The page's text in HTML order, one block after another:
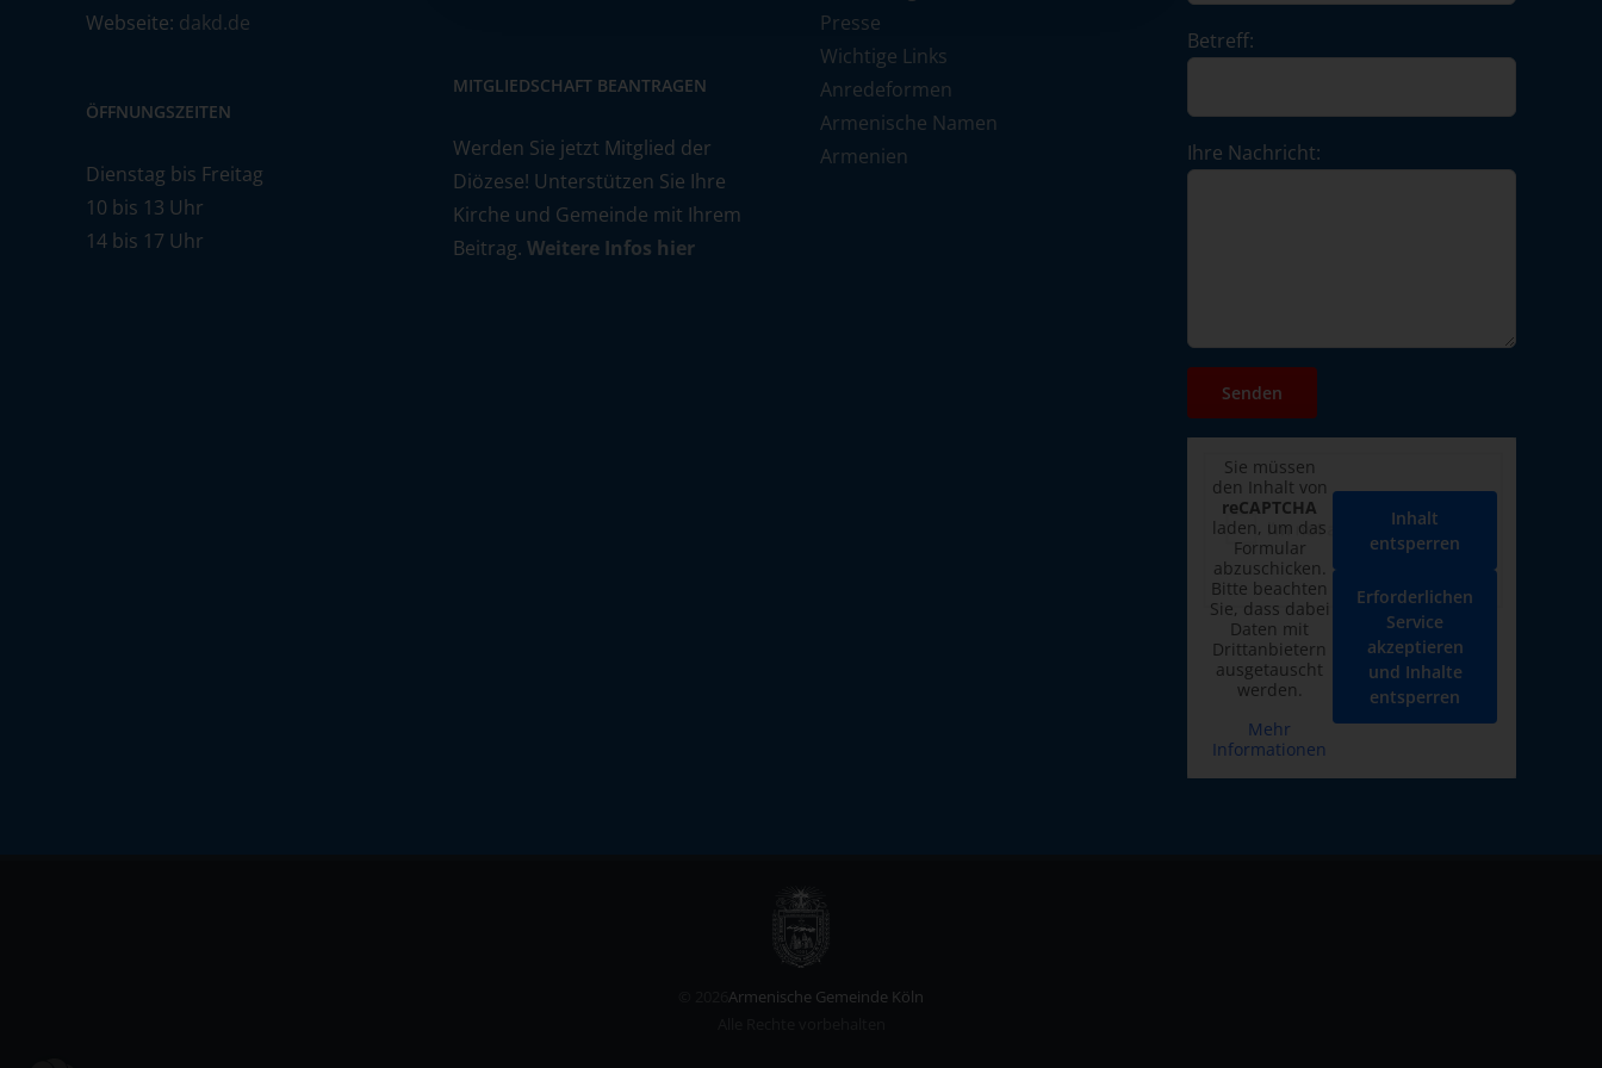
Webseite: dakd.de
ÖFFNUNGSZEITEN
Dienstag bis Freitag
10 bis 13 Uhr
14 bis 17 Uhr
MITGLIEDSCHAFT BEANTRAGEN
Werden Sie jetzt Mitglied der
Diözese! Unterstützen Sie Ihre
Kirche und Gemeinde mit Ihrem
Beitrag. Weitere Infos hier
Presse
Wichtige Links
Anredeformen
Armenische Namen
Armenien
Betreff:
Ihre Nachricht:
Sie müssen
den Inhalt von
reCAPTCHA
laden, um das
Formular
abzuschicken.
Bitte beachten
Sie, dass dabei
Daten mit
Drittanbietern
ausgetauscht
werden.
Mehr
Informationen
Inhalt
entsperren
Erforderlichen
Service
akzeptieren
und Inhalte
entsperren
Armenische Gemeinde Köln